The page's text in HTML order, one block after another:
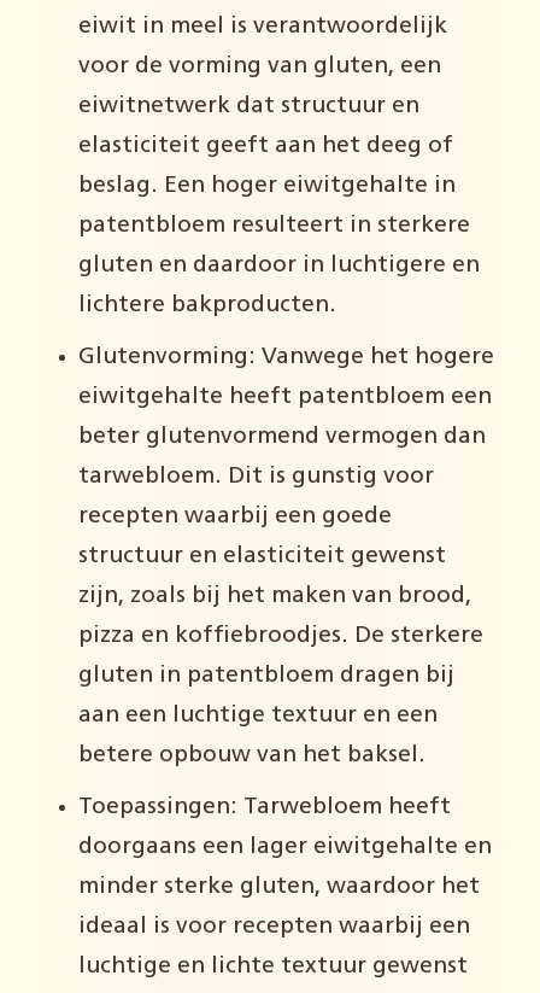
eiwit in meel is verantwoordelijk
voor de vorming van gluten, een
eiwitnetwerk dat structuur en
elasticiteit geeft aan het deeg of
beslag. Een hoger eiwitgehalte in
patentbloem resulteert in sterkere
gluten en daardoor in luchtigere en
lichtere bakproducten.
Glutenvorming: Vanwege het hogere
eiwitgehalte heeft patentbloem een
beter glutenvormend vermogen dan
tarwebloem. Dit is gunstig voor
recepten waarbij een goede
structuur en elasticiteit gewenst
zijn, zoals bij het maken van brood,
pizza en koffiebroodjes. De sterkere
gluten in patentbloem dragen bij
aan een luchtige textuur en een
betere opbouw van het baksel.
Toepassingen: Tarwebloem heeft
doorgaans een lager eiwitgehalte en
minder sterke gluten, waardoor het
ideaal is voor recepten waarbij een
luchtige en lichte textuur gewenst